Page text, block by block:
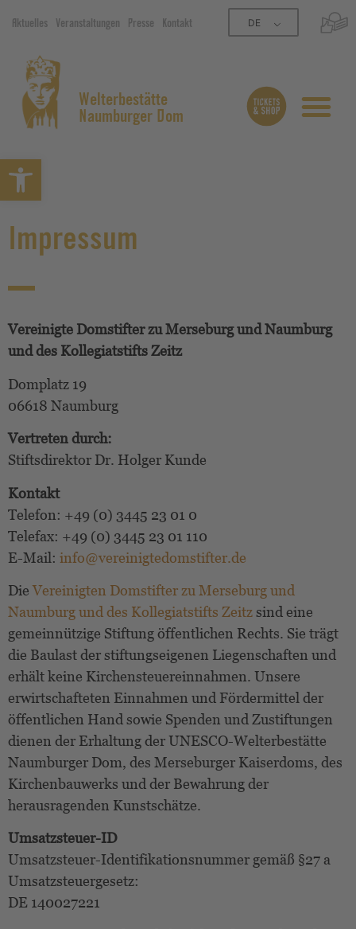
Symbolleiste öffnen
Aktuelles Veranstaltungen Presse Kontakt DE
Welterbestätte
Naumburger Dom
Impressum
Vereinigte Domstifter zu Merseburg und Naumburg
und des Kollegiatstifts Zeitz
Domplatz 19
06618 Naumburg
Vertreten durch:
Stiftsdirektor Dr. Holger Kunde
Kontakt
Telefon: +49 (0) 3445 23 01 0
Telefax: +49 (0) 3445 23 01 110
E-Mail: info@vereinigtedomstifter.de
DieVereinigten Domstifter zu Merseburg und
Naumburg und des Kollegiatstifts Zeitzsind eine
gemeinnützige Stiftung öffentlichen Rechts. Sie trägt
die Baulast der stiftungseigenen Liegenschaften und
erhält keine Kirchensteuereinnahmen. Unsere
erwirtschafteten Einnahmen und Fördermittel der
öffentlichen Hand sowie Spenden und Zustiftungen
dienen der Erhaltung der UNESCO-Welterbestätte
Naumburger Dom, des Merseburger Kaiserdoms, des
Kirchenbauwerks und der Bewahrung der
herausragenden Kunstschätze.
Umsatzsteuer-ID
Umsatzsteuer-Identifikationsnummer gemäß §27 a
Umsatzsteuergesetz:
DE 140027221